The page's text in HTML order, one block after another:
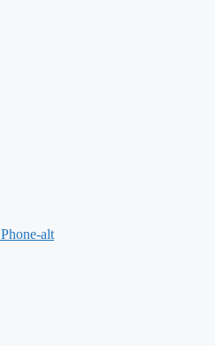
Phone-alt